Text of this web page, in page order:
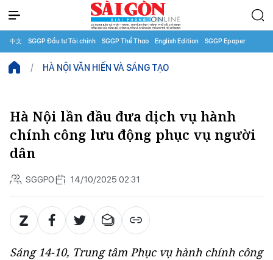
中文 SGGP Đầu tư Tài chính SGGP Thể Thao English Edition SGGP Epaper
HÀ NỘI VĂN HIẾN VÀ SÁNG TẠO
Hà Nội lần đầu đưa dịch vụ hành
chính công lưu động phục vụ người
dân
SGGPO 14/10/2025 02:31
Sáng 14-10, Trung tâm Phục vụ hành chính công